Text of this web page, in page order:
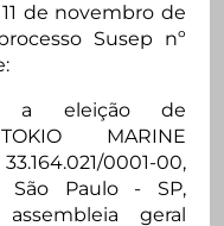
de novembro de
Susep nº
a eleição de
MARINE
0001-00,
Paulo - SP,
geral